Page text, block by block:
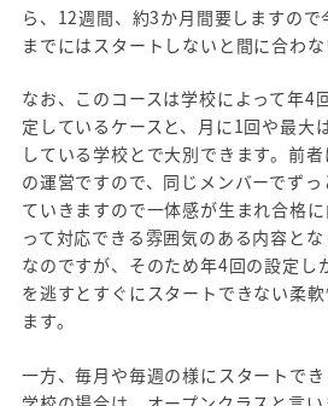
ら、12週間、約3か月間要しますの
までにはスタートしないと間に合わな
なお、このコースは学校によって年4
定しているケースと、月に1回や最大
している学校とで大別できます。前
の運営ですので、同じメンバーでず
ていきますので一体感が生まれ合格
って対応できる雰囲気のある内容と
なのですが、そのため年4回の設定し
を逃すとすぐにスタートできない柔
ます。
一方、毎月や毎週の様にスタートで